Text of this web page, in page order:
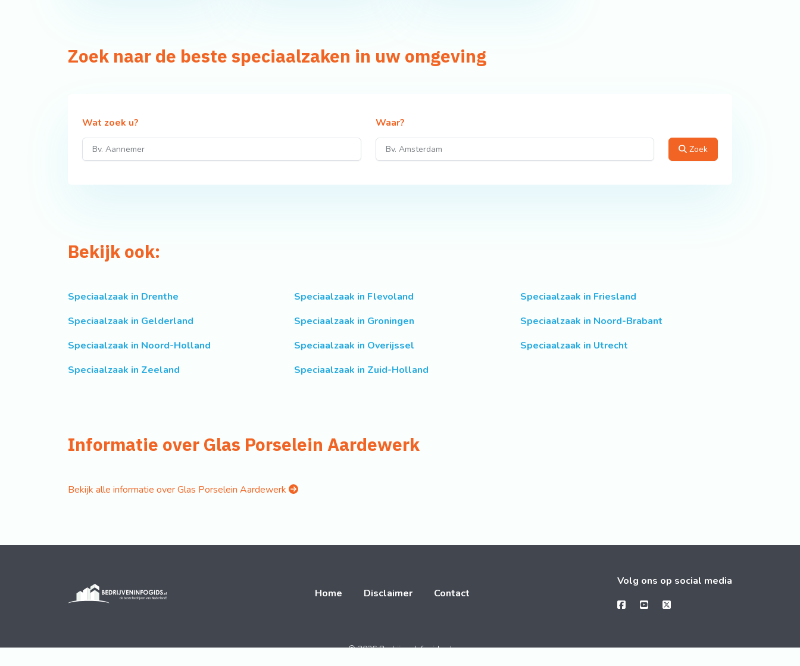
Zoek naar de beste speciaalzaken in uw omgeving
Wat zoek u? Waar?
Zoek
Bekijk ook:
Speciaalzaak in Drenthe Speciaalzaak in Flevoland
Speciaalzaak in Friesland
Speciaalzaak in Gelderland
Speciaalzaak in Groningen
Speciaalzaak in Noord-Brabant
Speciaalzaak in Noord-Holland
Speciaalzaak in Overijssel
Speciaalzaak in Utrecht
Speciaalzaak in Zeeland
Speciaalzaak in Zuid-Holland
Informatie over Glas Porselein Aardewerk
Bekijk alle informatie over Glas Porselein Aardewerk
Home Disclaimer Contact
Volg ons op social media
© 2026 BedrijvenInfogids.nl